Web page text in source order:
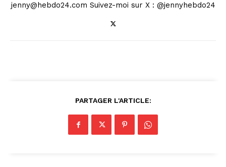
jenny@hebdo24.com Suivez-moi sur X : @jennyhebdo24
PARTAGER L'ARTICLE: